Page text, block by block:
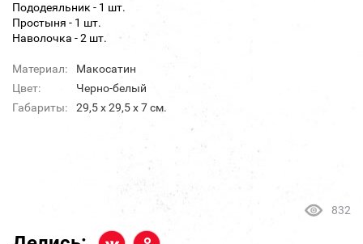
Пододеяльник - 1 шт.
Простыня - 1 шт.
Наволочка - 2 шт.
Материал:
Макосатин
Цвет:
Черно-белый
Габариты:
29,5 х 29,5 х 7 см.
832